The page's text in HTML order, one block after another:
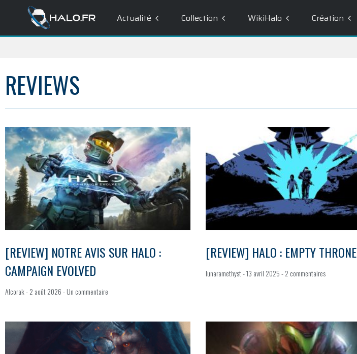
Actualité Collection WikiHalo Création
REVIEWS
[REVIEW] NOTRE AVIS SUR HALO :
CAMPAIGN EVOLVED
Alcorak 2 août 2026 Un commentaire
[REVIEW] HALO : EMPTY THRONE
lunaramethyst 13 avril 2025 2 commentaires